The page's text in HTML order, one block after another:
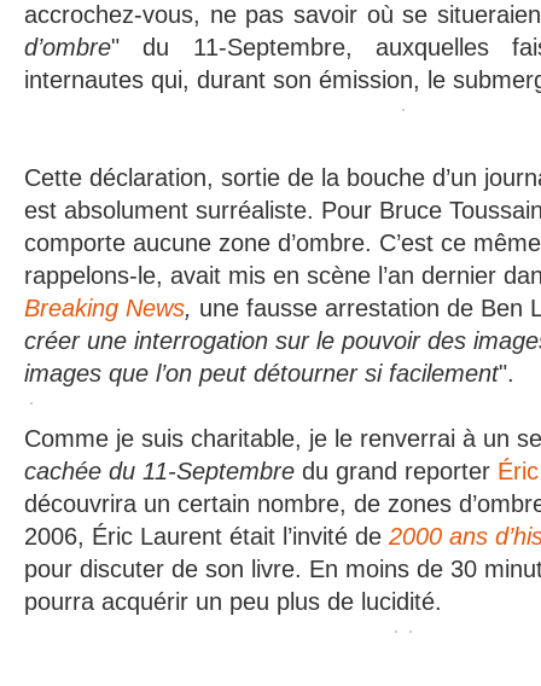
accrochez-vous, ne pas savoir où se
d’ombre" du 11-Septembre, auxquelles
internautes qui, durant son émission, le
Cette déclaration, sortie de la bouche d’un
est absolument surréaliste. Pour Bruce
comporte aucune zone d’ombre. C’est ce
rappelons-le, avait mis en scène l’an dernier
Breaking News, une fausse arrestation de Ben
créer une interrogation sur le pouvoir des
images que l’on peut détourner si facilement".
Comme je suis charitable, je le renverrai à un
cachée du 11-Septembre du grand reporter
découvrira un certain nombre, de zones
2006, Éric Laurent était l’invité de 2000 ans
pour discuter de son livre. En moins de 30
pourra acquérir un peu plus de lucidité.